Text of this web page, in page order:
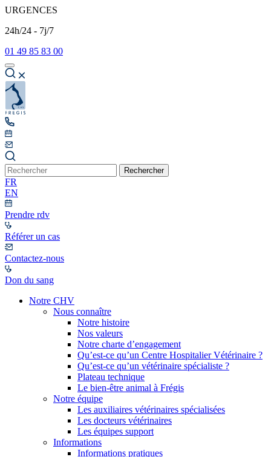
URGENCES
24h/24 - 7j/7
01 49 85 83 00
Rechercher
FR
EN
Prendre rdv
Référer un cas
Contactez-nous
Don du sang
Notre CHV
Nous connaître
Notre histoire
Nos valeurs
Notre charte d’engagement
Qu’est-ce qu’un Centre Hospitalier Vétérinaire ?
Qu’est-ce qu’un vétérinaire spécialiste ?
Plateau technique
Le bien-être animal à Frégis
Notre équipe
Les auxiliaires vétérinaires spécialisées
Les docteurs vétérinaires
Les équipes support
Informations
Informations pratiques